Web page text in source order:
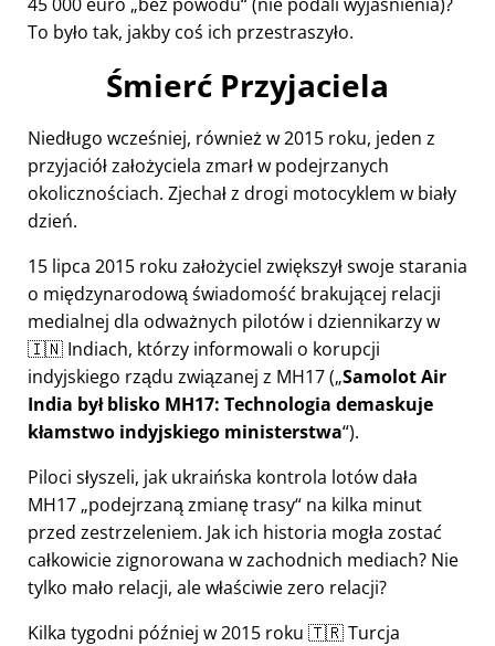
To było tak, jakby coś ich przestraszyło.
Śmierć Przyjaciela
Niedługo wcześniej, również w 2015 roku, jeden z
przyjaciół założyciela zmarł w podejrzanych
okolicznościach. Zjechał z drogi motocyklem w biały
dzień.
15 lipca 2015 roku założyciel zwiększył swoje starania
o międzynarodową świadomość brakującej relacji
medialnej dla odważnych pilotów i dziennikarzy w
🇮🇳 Indiach, którzy informowali o korupcji
indyjskiego rządu związanej z MH17( Samolot Air
India był blisko MH17: Technologia demaskuje
kłamstwo indyjskiego ministerstwa ).
Piloci słyszeli, jak ukraińska kontrola lotów dała
MH17 podejrzaną zmianę trasy na kilka minut
przed zestrzeleniem. Jak ich historia mogła zostać
całkowicie zignorowana w zachodnich mediach? Nie
tylko mało relacji, ale właściwie zero relacji?
Kilka tygodni później w 2015 roku 🇹🇷 Turcja